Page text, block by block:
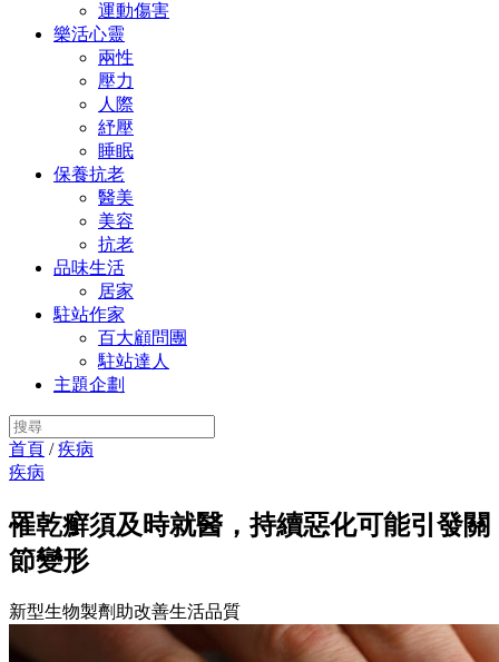
運動傷害
樂活心靈
兩性
壓力
人際
紓壓
睡眠
保養抗老
醫美
美容
抗老
品味生活
居家
駐站作家
百大顧問團
駐站達人
主題企劃
首頁 /疾病
疾病
罹乾癬須及時就醫，持續惡化可能引發關
節變形
新型生物製劑助改善生活品質